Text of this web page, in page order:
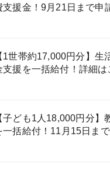
支援金！9月21日まで申
1世帯約17,000円分】生
支援を一括給付！詳細は
子ども1人18,000円分】
一括給付！11月15日ま